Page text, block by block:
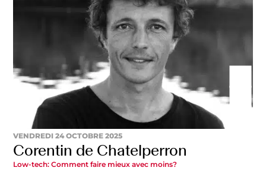
VENDREDI 24 OCTOBRE 2025
Corentin de Chatelperron
Low-tech: Comment faire mieux avec moins?